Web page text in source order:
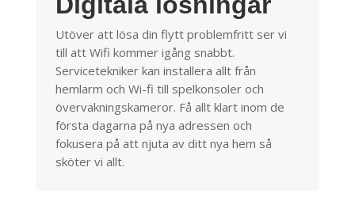
Utöver att lösa din flytt problemfritt ser vi
till att Wifi kommer igång snabbt.
Servicetekniker kan installera allt från
hemlarm och Wi-fi till spelkonsoler och
övervakningskameror. Få allt klart inom de
första dagarna på nya adressen och
fokusera på att njuta av ditt nya hem så
sköter vi allt.